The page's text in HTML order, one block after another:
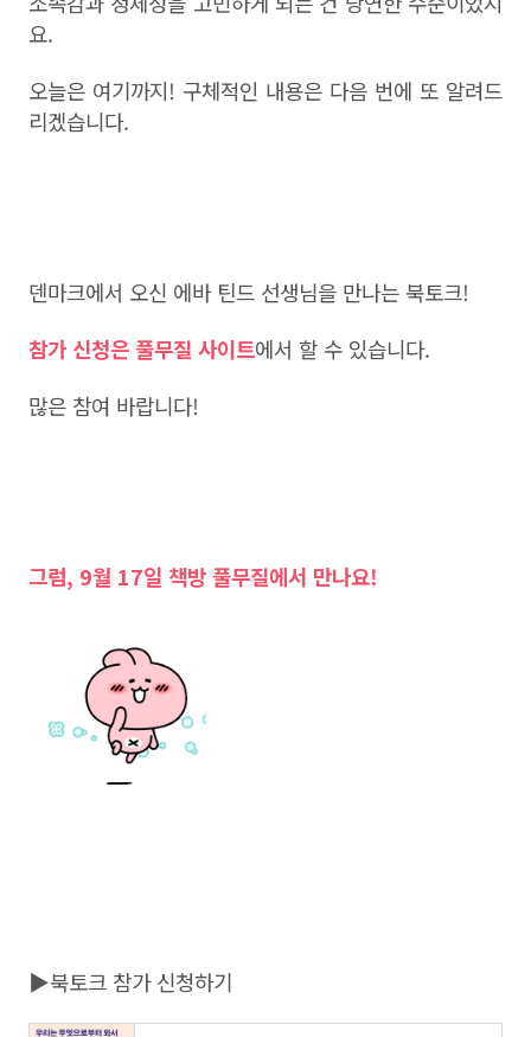
요.
오늘은 여기까지! 구체적인 내용은 다음 번에 또 알려드
리겠습니다.
덴마크에서 오신 에바 틴드 선생님을 만나는 북토크!
참가 신청은 풀무질 사이트에서 할 수 있습니다.
많은 참여 바랍니다!
그럼, 9월 17일 책방 풀무질에서 만나요!
▶북토크 참가 신청하기